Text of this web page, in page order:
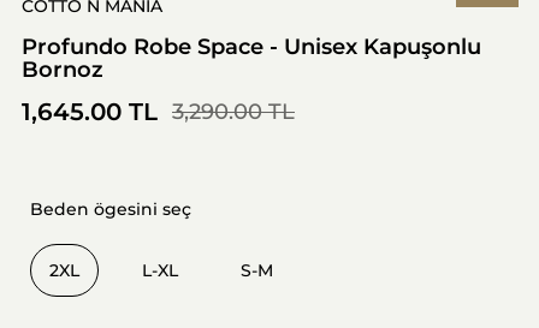
COTTO N MANIA
Profundo Robe Space - Unisex Kapuşonlu
Bornoz
1,645.00 TL 3,290.00 TL
Beden ögesini seç
2XL L-XL S-M